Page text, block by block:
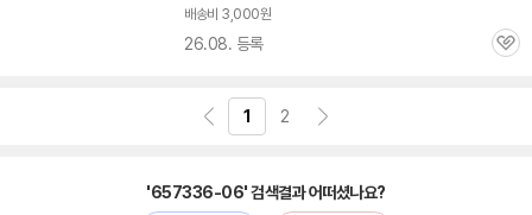
배송비 3,000원
26.08. 등록
관
1 2
'657336-06' 검색결과 어떠셨나요?